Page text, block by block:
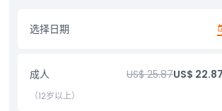
型咖啡厅，供您随时休息。非常适合家庭、朋友
欢笑的人，3D世界迪拜承诺为您带来娱乐、互
错视区
阿拉伯区
选择日期
成人 US$ 25.87US$ 22.87
（12岁以上）